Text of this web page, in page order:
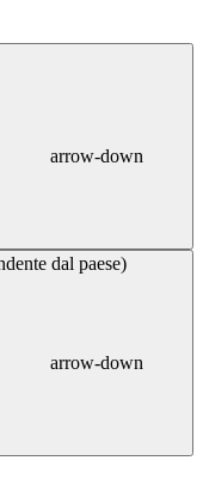
arrow-down
dal paese)
arrow-down